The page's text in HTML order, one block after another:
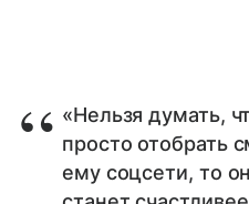
«Нельзя думать,
просто отобрать
ему соцсети, то